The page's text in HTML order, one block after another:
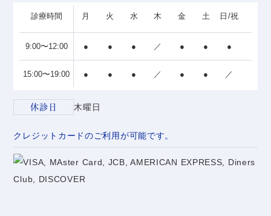
診療時間 月 火 水 木 金 土 日/祝
9:00〜12:00 ● ● ● ／ ● ● ●
15:00〜19:00 ● ● ● ／ ● ● ／
休診日 木曜日
クレジットカードのご利用が可能です。